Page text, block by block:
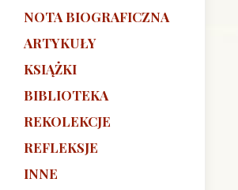
NOTA BIOGRAFICZNA
ARTYKUŁY
KSIĄŻKI
BIBLIOTEKA
REKOLEKCJE
REFLEKSJE
INNE